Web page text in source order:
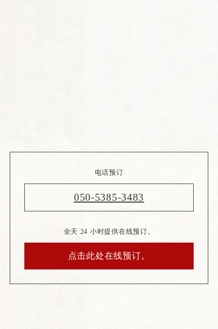
电话预订
050-5385-3483
全天 24 小时提供在线预订。
点击此处在线预订。